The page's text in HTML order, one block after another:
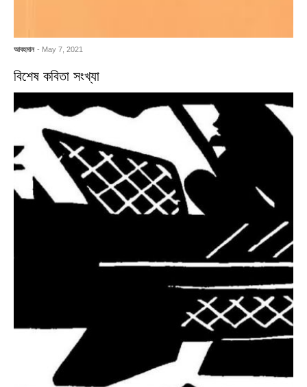
আবহমান - May 7, 2021
বিশেষ কবিতা সংখ্যা